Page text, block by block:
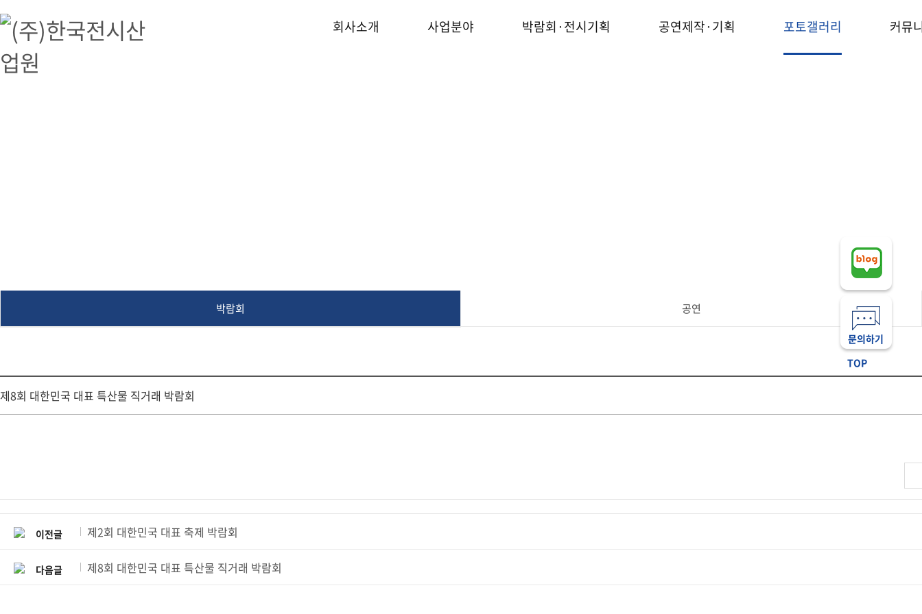
(주)한국전시산업원
(주)한국전시산업원, 박람회, 전시, 해외박람회 대행, 공연기획, 문화예술
문의하기
TOP
회사소개 사업분야 박람회·전시기획 공연제작·기획 포토갤러리 커뮤
박람회 공연
제8회 대한민국 대표 특산물 직거래 박람회
이전글 제2회 대한민국 대표 축제 박람회
제8회 대한민국 대표 특산물 직거래 박람회
다음글